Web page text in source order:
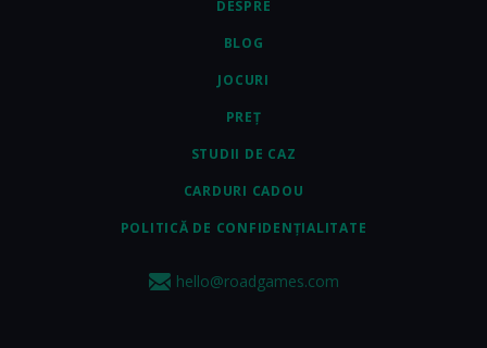
DESPRE
BLOG
JOCURI
PREȚ
STUDII DE CAZ
CARDURI CADOU
POLITICĂ DE CONFIDENȚIALITATE
hello@roadgames.com